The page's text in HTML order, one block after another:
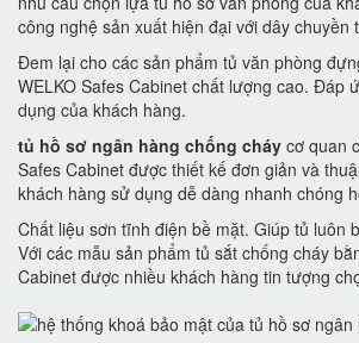
công nghệ sản xuất hiện đại với dây chuyền
Đem lại cho các sản phẩm tủ văn phòng
WELKO Safes Cabinet chất lượng cao. Đáp
dụng của khách hàng.
tủ hồ sơ ngân hàng chống cháy cơ quan
Safes Cabinet được thiết kế đơn giản và
khách hàng sử dụng dễ dàng nhanh chóng
Chất liệu sơn tĩnh điện bề mặt. Giúp tủ luôn
Với các mẫu sản phẩm tủ sắt chống cháy
Cabinet được nhiều khách hàng tin tượng